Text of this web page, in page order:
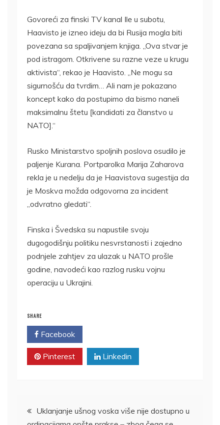
Govoreći za finski TV kanal Ile u subotu,
Haavisto je izneo ideju da bi Rusija mogla biti
povezana sa spaljivanjem knjiga. „Ova stvar je
pod istragom. Otkrivene su razne veze u krugu
aktivista“, rekao je Haavisto. „Ne mogu sa
sigurnošću da tvrdim… Ali nam je pokazano
koncept kako da postupimo da bismo naneli
maksimalnu štetu [kandidati za članstvo u
NATO].“
Rusko Ministarstvo spoljnih poslova osudilo je
paljenje Kurana. Portparolka Marija Zaharova
rekla je u nedelju da je Haavistova sugestija da
je Moskva možda odgovorna za incident
„odvratno gledati“.
Finska i Švedska su napustile svoju
dugogodišnju politiku nesvrstanosti i zajedno
podnjele zahtjev za ulazak u NATO prošle
godine, navodeći kao razlog rusku vojnu
operaciju u Ukrajini.
SHARE
Facebook
Pinterest Linkedin
Kretanje
Uklanjanje ušnog voska više nije dostupno u